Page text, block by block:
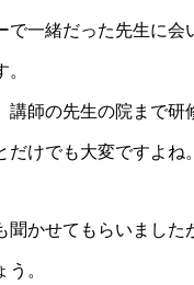
一緒だった先生に会
師の先生の院まで研
けでも大変ですよね。
かせてもらいました
。